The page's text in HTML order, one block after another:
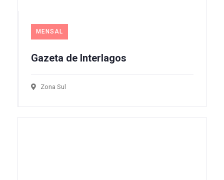
MENSAL
Gazeta de Interlagos
Zona Sul